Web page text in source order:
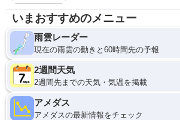
いまおすすめのメニュー
雨雲レーダー
現在の雨雲の動きと60時間先の予報
2週間天気
2週間先までの天気・気温を掲載
アメダス
アメダスの最新情報をチェック